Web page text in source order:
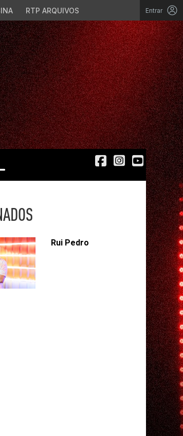
RTP ARQUIVOS Entrar
Rui Pedro